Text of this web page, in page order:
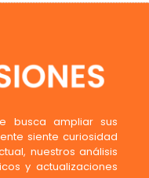
busca ampliar sus
siente curiosidad
nuestros análisis
y actualizaciones